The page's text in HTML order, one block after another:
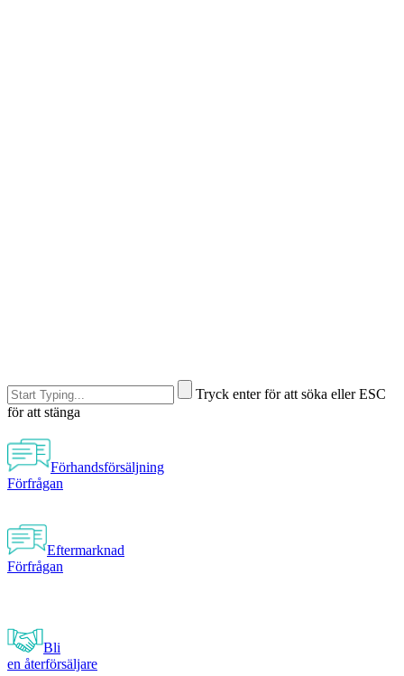
Tryck enter för att söka eller ESC
för att stänga
Förhandsförsäljning
Förfrågan
Eftermarknad
Förfrågan
Bli
en återförsäljare